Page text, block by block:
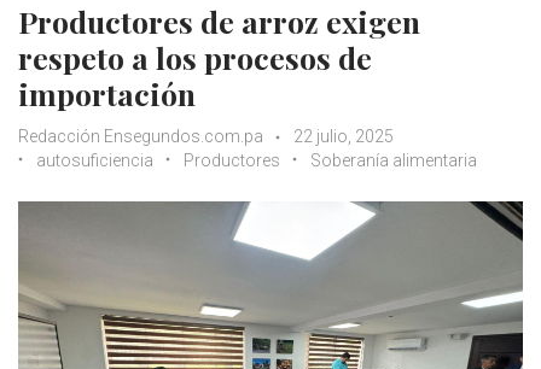
Productores de arroz exigen
respeto a los procesos de
importación
Redacción Ensegundos.com.pa
22 julio, 2025
autosuficiencia
Productores Soberanía alimentaria